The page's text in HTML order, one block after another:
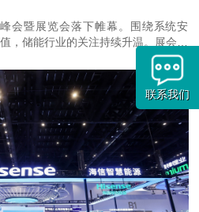
会暨展览会落下帷幕。围绕系统安
，储能行业的关注持续升温。展会期
储能温控领域的技术成果与阶段性探
方向上的持续布局。
联系我们